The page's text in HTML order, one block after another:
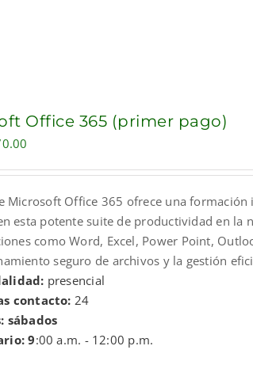
Office 365 (primer pago)
$70.00.
Microsoft Office 365 ofrece una
esta potente suite de productividad en
como Word, Excel, Power Point,
seguro de archivos y la gestión
presencial
contacto: 24
sábados
9:00 a.m. - 12:00 p.m.